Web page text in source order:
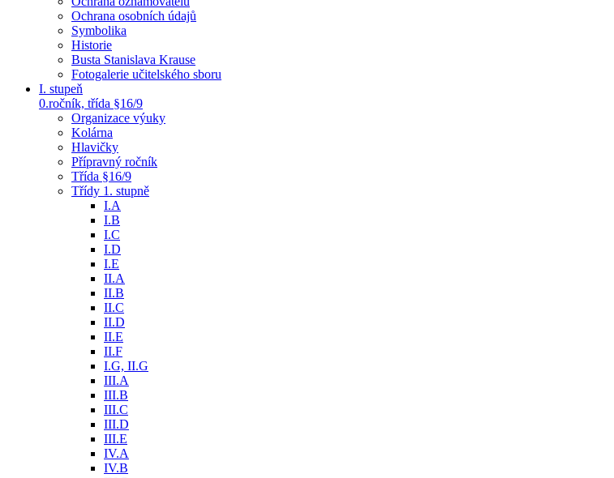
Ochrana osobních údajů
Symbolika
Historie
Busta Stanislava Krause
Fotogalerie učitelského sboru
I. stupeň
0.ročník, třída §16/9
Organizace výuky
Kolárna
Hlavičky
Přípravný ročník
Třída §16/9
Třídy 1. stupně
I.A
I.B
I.C
I.D
I.E
II.A
II.B
II.C
II.D
II.E
II.F
I.G, II.G
III.A
III.B
III.C
III.D
III.E
IV.A
IV.B